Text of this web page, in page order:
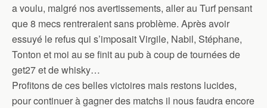
a voulu, malgré nos avertissements, aller au Turf pensant
que 8 mecs rentreraient sans problème. Après avoir
essuyé le refus qui s’imposait Virgile, Nabil, Stéphane,
Tonton et moi au se finit au pub à coup de tournées de
get27 et de whisky…
Profitons de ces belles victoires mais restons lucides,
pour continuer à gagner des matchs il nous faudra encore